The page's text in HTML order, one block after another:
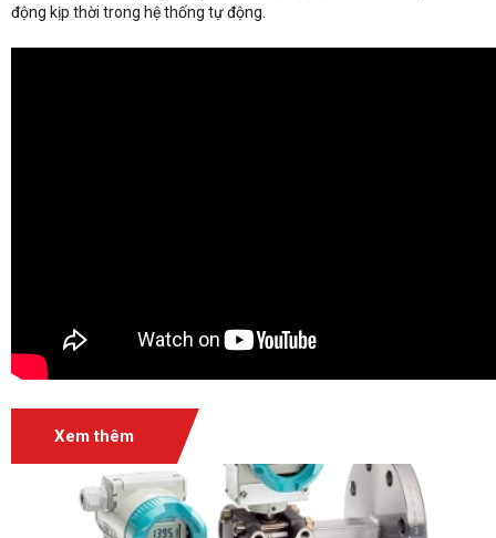
động kịp thời trong hệ thống tự động.
Xem thêm